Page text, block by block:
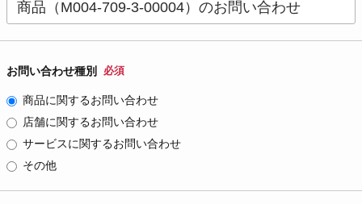
お問い合わせ種別 必須
商品に関するお問い合わせ
店舗に関するお問い合わせ
サービスに関するお問い合わせ
その他